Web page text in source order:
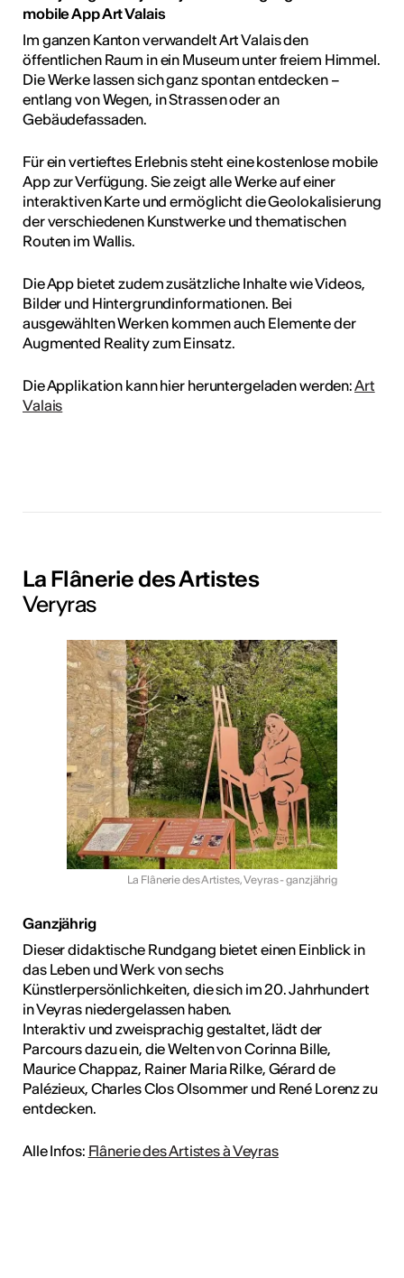
mobile App Art Valais
Im ganzen Kanton verwandelt Art Valais den
öffentlichen Raum in ein Museum unter freiem Himmel.
Die Werke lassen sich ganz spontan entdecken –
entlang von Wegen, in Strassen oder an
Gebäudefassaden.
Für ein vertieftes Erlebnis steht eine kostenlose mobile
App zur Verfügung. Sie zeigt alle Werke auf einer
interaktiven Karte und ermöglicht die Geolokalisierung
der verschiedenen Kunstwerke und thematischen
Routen im Wallis.
Die App bietet zudem zusätzliche Inhalte wie Videos,
Bilder und Hintergrundinformationen. Bei
ausgewählten Werken kommen auch Elemente der
Augmented Reality zum Einsatz.
Die Applikation kann hier heruntergeladen werden:Art
Valais
La Flânerie des Artistes
Veryras
La Flânerie des Artistes, Veyras - ganzjährig
Ganzjährig
Dieser didaktische Rundgang bietet einen Einblick in
das Leben und Werk von sechs
Künstlerpersönlichkeiten, die sich im 20. Jahrhundert
in Veyras niedergelassen haben.
Interaktiv und zweisprachig gestaltet, lädt der
Parcours dazu ein, die Welten von Corinna Bille,
Maurice Chappaz, Rainer Maria Rilke, Gérard de
Palézieux, Charles Clos Olsommer und René Lorenz zu
entdecken.
Alle Infos: Flânerie des Artistes à Veyras